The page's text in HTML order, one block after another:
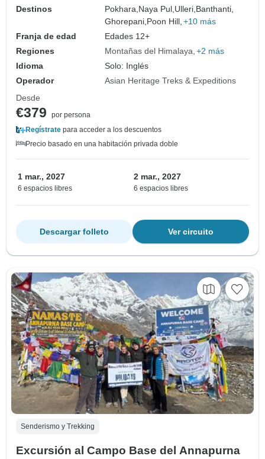
Destinos
Pokhara, Naya Pul, Ulleri, Banthanti,
Ghorepani, Poon Hill, +10 más
Franja de edad
Edades 12+
Regiones
Montañas del Himalaya +2 más
Idioma
Solo: Inglés
Operador
Asian Heritage Treks & Expeditions
Desde
€379
por persona
Regístrate para acceder a los descuentos
Precio basado en una habitación privada doble
1 mar., 2027
6 espacios libres
2 mar., 2027
6 espacios libres
Ver circuito
Descargar folleto
Senderismo y Trekking
Excursión al Campo Base del Annapurna